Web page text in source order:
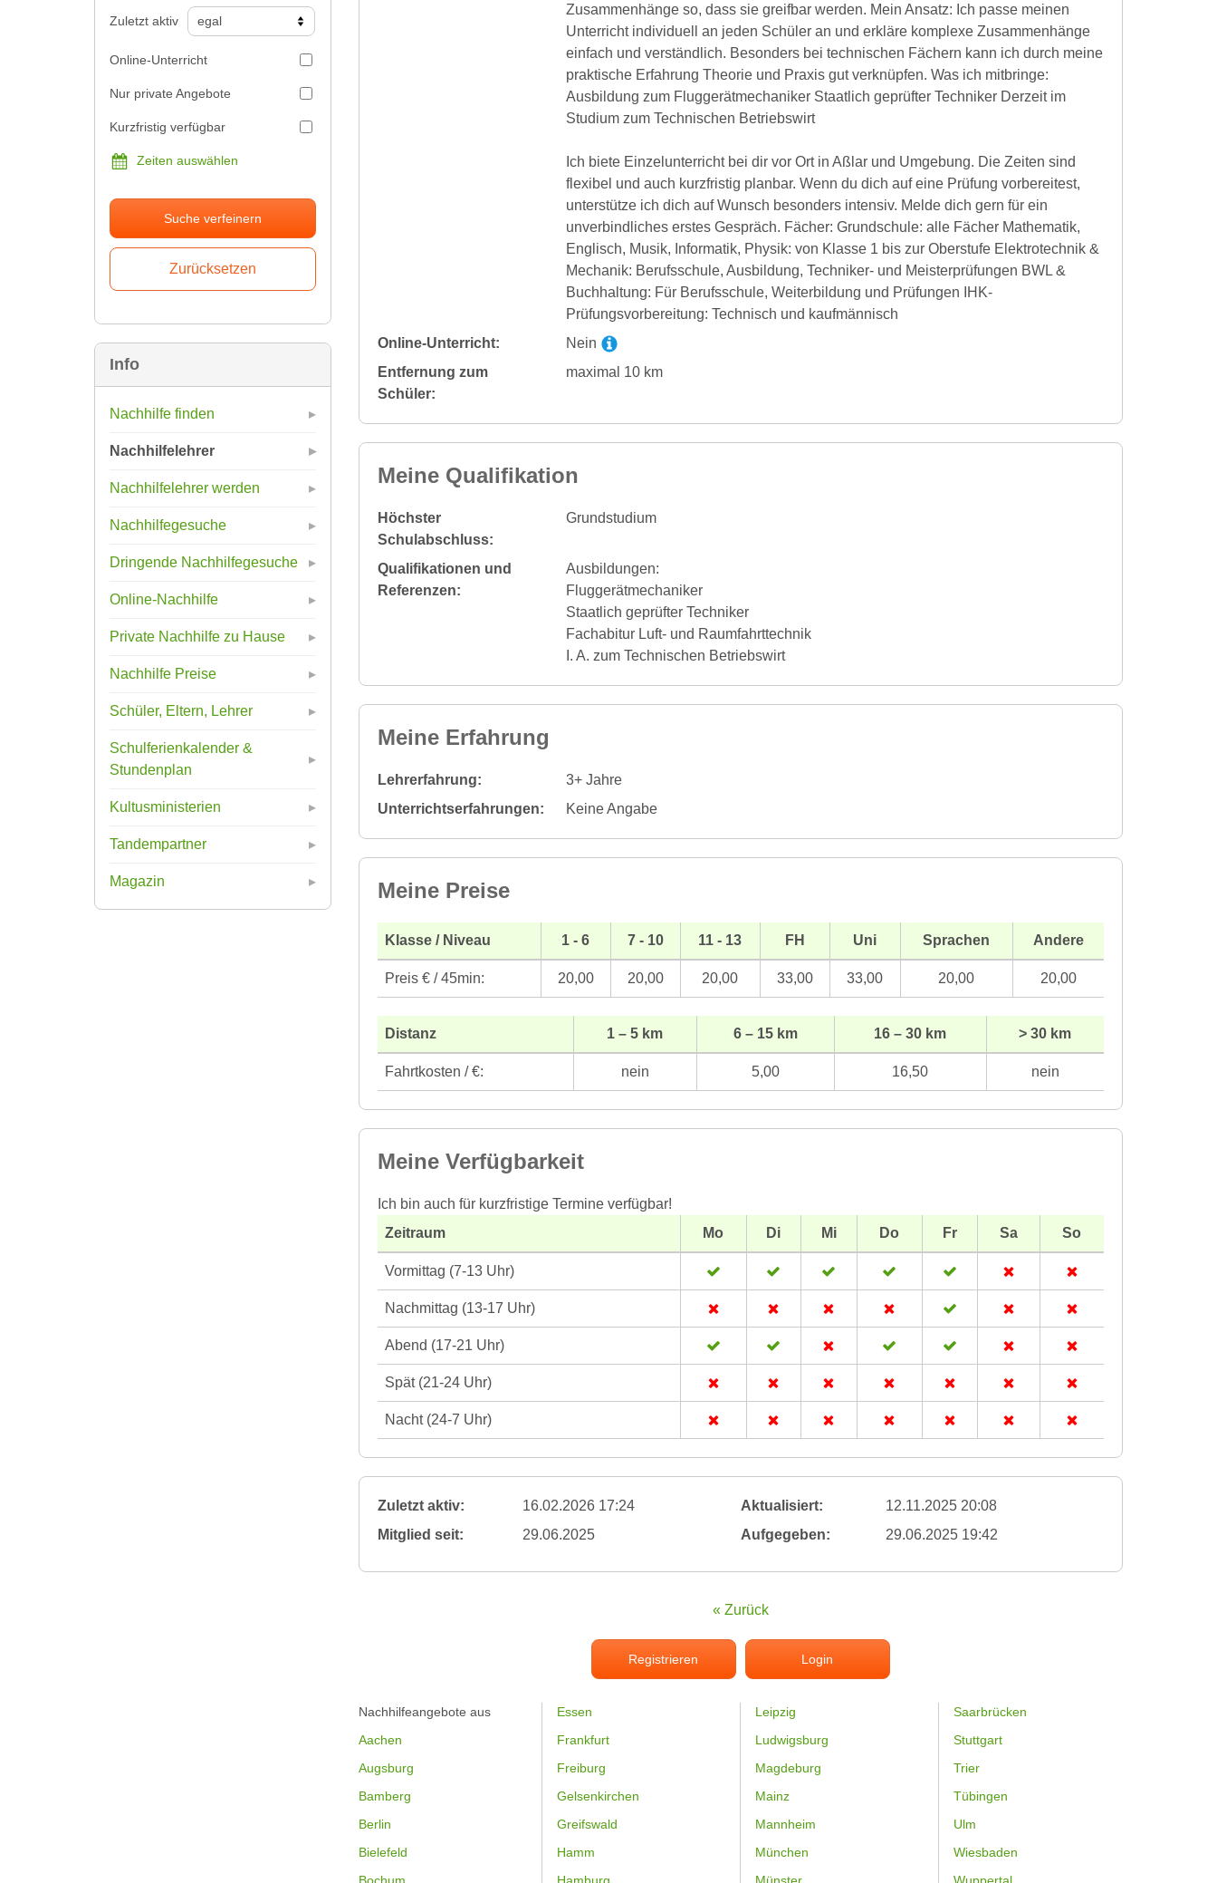
Zuletzt aktiv
Online-Unterricht
Nur private Angebote
Kurzfristig verfügbar
Zeiten auswählen
Suche verfeinern
Info
Nachhilfe finden
Nachhilfelehrer
Nachhilfelehrer werden
Nachhilfegesuche
Dringende Nachhilfegesuche
Online-Nachhilfe
Private Nachhilfe zu Hause
Nachhilfe Preise
Schüler, Eltern, Lehrer
Schulferienkalender &
Stundenplan
Kultusministerien
Tandempartner
Magazin
Zusammenhänge so, dass sie greifbar werden. Mein Ansatz: Ich passe meinen
Unterricht individuell an jeden Schüler an und erkläre komplexe Zusammenhänge
einfach und verständlich. Besonders bei technischen Fächern kann ich durch meine
praktische Erfahrung Theorie und Praxis gut verknüpfen. Was ich mitbringe:
Ausbildung zum Fluggerätmechaniker Staatlich geprüfter Techniker Derzeit im
Studium zum Technischen Betriebswirt
Ich biete Einzelunterricht bei dir vor Ort in Aßlar und Umgebung. Die Zeiten sind
flexibel und auch kurzfristig planbar. Wenn du dich auf eine Prüfung vorbereitest,
unterstütze ich dich auf Wunsch besonders intensiv. Melde dich gern für ein
unverbindliches erstes Gespräch. Fächer: Grundschule: alle Fächer Mathematik,
Englisch, Musik, Informatik, Physik: von Klasse 1 bis zur Oberstufe Elektrotechnik &
Mechanik: Berufsschule, Ausbildung, Techniker- und Meisterprüfungen BWL &
Buchhaltung: Für Berufsschule, Weiterbildung und Prüfungen IHK-
Prüfungsvorbereitung: Technisch und kaufmännisch
Online-Unterricht:
Nein
Entfernung zum
Schüler:
maximal 10 km
Meine Qualifikation
Höchster
Schulabschluss:
Grundstudium
Qualifikationen und
Referenzen:
Ausbildungen:
Fluggerätmechaniker
Staatlich geprüfter Techniker
Fachabitur Luft- und Raumfahrttechnik
I. A. zum Technischen Betriebswirt
Meine Erfahrung
Lehrerfahrung:
3+ Jahre
Unterrichtserfahrungen:
Keine Angabe
Meine Preise
Klasse / Niveau 1 - 6 7 - 10 11 - 13 FH Uni Sprachen Andere
Preis € / 45min: 20,00 20,00 20,00 33,00 33,00 20,00 20,00
Distanz 1 – 5 km 6 – 15 km 16 – 30 km > 30 km
Fahrtkosten / €: nein 5,00 16,50 nein
Meine Verfügbarkeit
Ich bin auch für kurzfristige Termine verfügbar!
Zeitraum
Mo Di Mi Do Fr Sa So
Vormittag (7-13 Uhr)
Nachmittag (13-17 Uhr)
Abend (17-21 Uhr)
Spät (21-24 Uhr)
Nacht (24-7 Uhr)
Zuletzt aktiv: 16.02.2026 17:24 Aktualisiert:
12.11.2025 20:08
Mitglied seit:
29.06.2025 Aufgegeben: 29.06.2025 19:42
« Zurück
Registrieren Login
Nachhilfeangebote aus
Aachen
Augsburg
Bamberg
Berlin
Bielefeld
Bochum
Essen
Frankfurt
Freiburg
Gelsenkirchen
Greifswald
Hamm
Hamburg
Leipzig
Ludwigsburg
Magdeburg
Mainz
Mannheim
München
Münster
Saarbrücken
Stuttgart
Trier
Tübingen
Ulm
Wiesbaden
Wuppertal